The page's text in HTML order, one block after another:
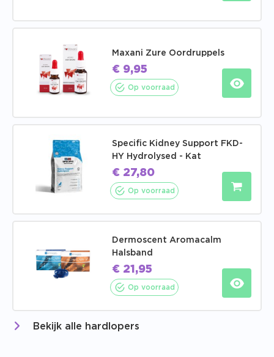
Maxani Zure Oordruppels
€ 9,95
Op voorraad
Specific Kidney Support FKD-
HY Hydrolysed - Kat
€ 27,80
Op voorraad
Dermoscent Aromacalm
Halsband
€ 21,95
Op voorraad
Bekijk alle hardlopers